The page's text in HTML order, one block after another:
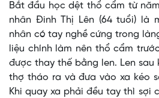
Bắt đầu học dệt thổ cẩm từ
nhân Đinh Thị Lên (64 tuổi) là
nhân có tay nghề cứng trong
liệu chính làm nên thổ cẩm
được thay thế bằng len. Len sau
thợ tháo ra và đưa vào xa kéo
Khi quay xa phải đều tay thì sợi